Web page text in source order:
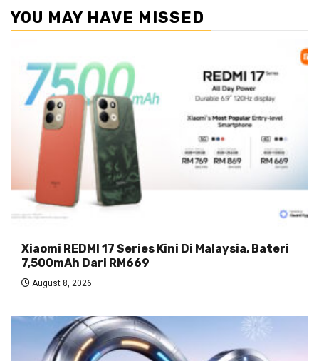
YOU MAY HAVE MISSED
Xiaomi REDMI 17 Series Kini Di Malaysia, Bateri
7,500mAh Dari RM669
August 8, 2026